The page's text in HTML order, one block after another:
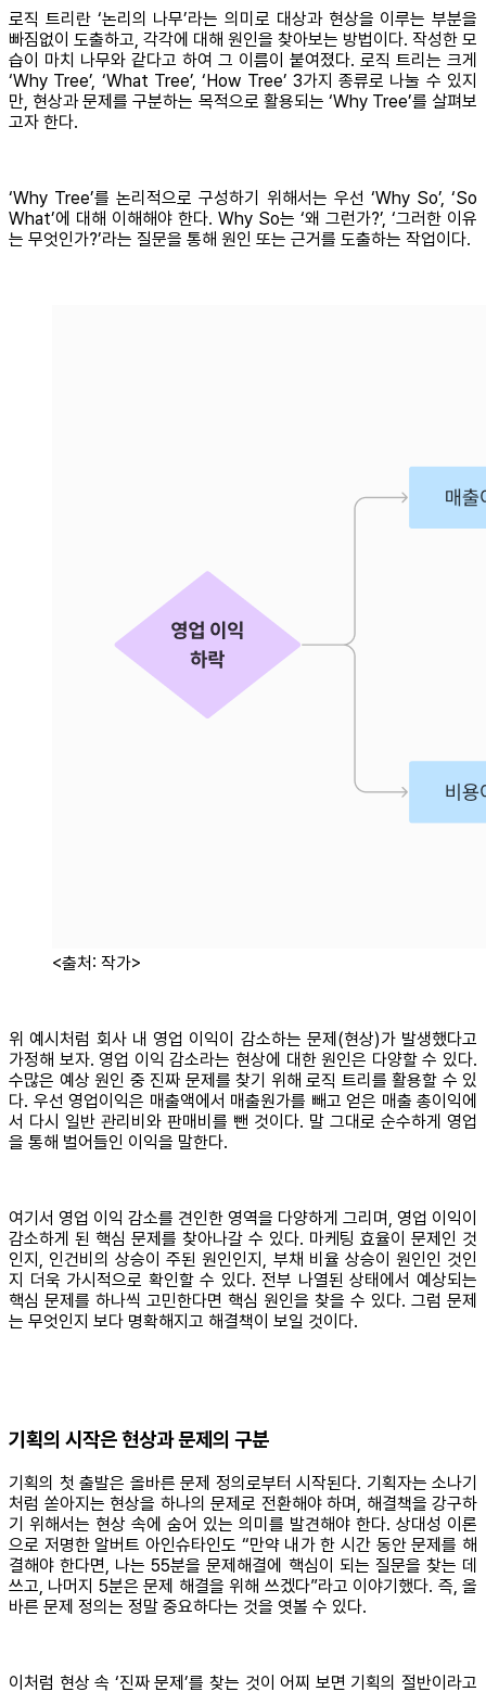
로직 트리란 ‘논리의 나무’라는 의미로 대상과 현상을 이루는 부분을
빠짐없이 도출하고, 각각에 대해 원인을 찾아보는 방법이다. 작성한 모
습이 마치 나무와 같다고 하여 그 이름이 붙여졌다. 로직 트리는 크게
‘Why Tree’, ‘What Tree’, ‘How Tree’ 3가지 종류로 나눌 수 있지
만, 현상과 문제를 구분하는 목적으로 활용되는 ‘Why Tree’를 살펴보
고자 한다.
‘Why Tree’를 논리적으로 구성하기 위해서는 우선 ‘Why So’, ‘So
What’에 대해 이해해야 한다. Why So는 ‘왜 그런가?’, ‘그러한 이유
는 무엇인가?’라는 질문을 통해 원인 또는 근거를 도출하는 작업이다.
<출처: 작가>
위 예시처럼 회사 내 영업 이익이 감소하는 문제(현상)가 발생했다고
가정해 보자. 영업 이익 감소라는 현상에 대한 원인은 다양할 수 있다.
수많은 예상 원인 중 진짜 문제를 찾기 위해 로직 트리를 활용할 수 있
다. 우선 영업이익은 매출액에서 매출원가를 빼고 얻은 매출 총이익에
서 다시 일반 관리비와 판매비를 뺀 것이다. 말 그대로 순수하게 영업
을 통해 벌어들인 이익을 말한다.
여기서 영업 이익 감소를 견인한 영역을 다양하게 그리며, 영업 이익이
감소하게 된 핵심 문제를 찾아나갈 수 있다. 마케팅 효율이 문제인 것
인지, 인건비의 상승이 주된 원인인지, 부채 비율 상승이 원인인 것인
지 더욱 가시적으로 확인할 수 있다. 전부 나열된 상태에서 예상되는
핵심 문제를 하나씩 고민한다면 핵심 원인을 찾을 수 있다. 그럼 문제
는 무엇인지 보다 명확해지고 해결책이 보일 것이다.
기획의 시작은 현상과 문제의 구분
기획의 첫 출발은 올바른 문제 정의로부터 시작된다. 기획자는 소나기
처럼 쏟아지는 현상을 하나의 문제로 전환해야 하며, 해결책을 강구하
기 위해서는 현상 속에 숨어 있는 의미를 발견해야 한다. 상대성 이론
으로 저명한 알버트 아인슈타인도 “만약 내가 한 시간 동안 문제를 해
결해야 한다면, 나는 55분을 문제해결에 핵심이 되는 질문을 찾는 데
쓰고, 나머지 5분은 문제 해결을 위해 쓰겠다”라고 이야기했다. 즉, 올
바른 문제 정의는 정말 중요하다는 것을 엿볼 수 있다.
이처럼 현상 속 ‘진짜 문제’를 찾는 것이 어찌 보면 기획의 절반이라고